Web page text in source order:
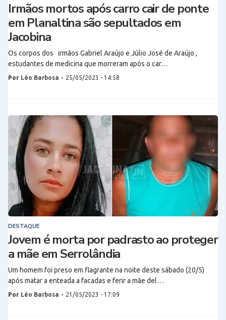
Irmãos mortos após carro cair de ponte
em Planaltina são sepultados em
Jacobina
Os corpos dos irmãos Gabriel Araújo e Júlio José de Araújo ,
estudantes de medicina que morreram após o car…
Por Léo Barbosa - 25/05/2023 - 14:58
DESTAQUE
Jovem é morta por padrasto ao proteger
a mãe em Serrolândia
Um homem foi preso em flagrante na noite deste sábado (20/5)
após matar a enteada a facadas e ferir a mãe del…
Por Léo Barbosa - 21/05/2023 - 17:09